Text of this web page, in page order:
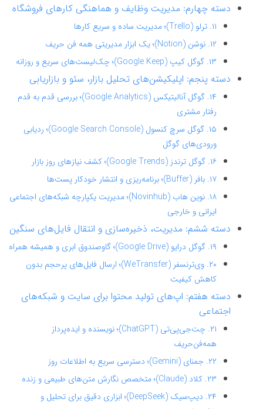
دسته چهارم: مدیریت وظایف و هماهنگی کارهای فروشگاه
۱۱. ترلو (Trello)؛ مدیریت ساده و سریع کارها
۱۲. نوشن (Notion)؛ یک ابزار مدیریتی همه فن حریف
۱۳. گوگل کیپ (Google Keep)؛ چک‌لیست‌های سریع و روزانه
دسته پنجم: اپلیکیشن‌های تحلیل بازار، سئو و بازاریابی
۱۴. گوگل آنالیتیکس (Google Analytics)؛ بررسی قدم به قدم
رفتار مشتری
۱۵. گوگل سرچ کنسول (Google Search Console)؛ ردیابی
ورودی‌های گوگل
۱۶. گوگل ترندز (Google Trends)؛ کشف نیازهای روز بازار
۱۷. بافر (Buffer)؛ برنامه‌ریزی و انتشار خودکار پست‌ها
۱۸. نوین هاب (Novinhub)؛ مدیریت یکپارچه شبکه‌های اجتماعی
ایرانی و خارجی
دسته ششم: مدیریت، ذخیره‌سازی و انتقال فایل‌های سنگین
۱۹. گوگل درایو (Google Drive)؛ گاوصندوق ابری و همیشه همراه
۲۰. وی‌ترنسفر (WeTransfer)؛ ارسال فایل‌های پرحجم بدون
کاهش کیفیت
دسته هفتم: اپ‌های تولید محتوا برای سایت و شبکه‌های
اجتماعی
۲۱. چت‌جی‌پی‌تی (ChatGPT)؛ نویسنده و ایده‌پرداز
همه‌فن‌حریف
۲۲. جمنای (Gemini)؛ دسترسی سریع به اطلاعات روز
۲۳. کلاد (Claude)؛ متخصص نگارش متن‌های طبیعی و زنده
۲۴. دیپ‌سیک (DeepSeek)؛ ابزاری دقیق برای تحلیل و